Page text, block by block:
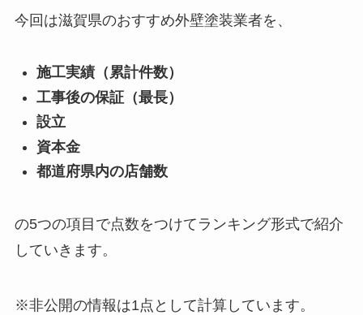
今回は滋賀県のおすすめ外壁塗装業者を、
施工実績（累計件数）
工事後の保証（最長）
設立
資本金
都道府県内の店舗数
の5つの項目で点数をつけてランキング形式で紹介
していきます。
※非公開の情報は1点として計算しています。